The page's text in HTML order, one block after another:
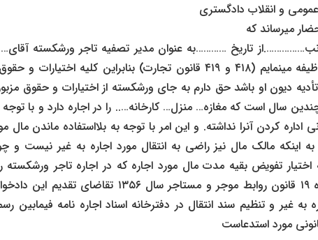
و انقلاب دادگستری
میرساند که
تاریخ …………به عنوان مدیر تصفیه تاجر ورشکسته آقای…
قانونی ایشان انجام وظیفه مینمایم (۴۱۸ و ۴۱۹ قانون تجارت) بنابراین
تأدیه دیون او باشد حق دارم به جای ورشکسته از اختیارات و حقوق
چندین سال است که مغازه… منزل… کارخانه….. را در اجاره دارد و با
اداره کردن آنرا نداشته. و این امر با توجه به بلااستفاده ماندن
تفویض بقیه مدت مال مورد اجاره که در اجاره تاجر ورشکسته
ماده فوق الذکر و ماده ۱۹ قانون روابط موجر و مستاجر
به غیر و تنظیم سند انتقال در دفترخانه اسناد اجاره نامه فیمابین
مورد استدعاست